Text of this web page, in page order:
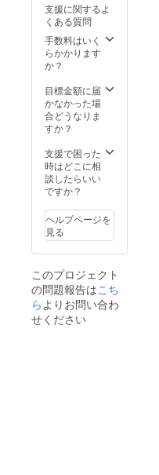
じ内容
になり
ます。
限：
2025年
3月まで
※プロ
ジェク
ナーの
交通
費・滞
在費：
ン金額
に含ま
れま
す。
円コー
ス、
50,000
円コー
じ内容
になり
ます。
支援に関するよ
くある質問
手数料はいく
らかかります
か？
目標金額に届
かなかった場
合どうなりま
すか？
支援で困った
時はどこに相
談したらいい
ですか？
ヘルプページを
見る
このプロジェクト
の問題報告はこち
ら よりお問い合わ
せください